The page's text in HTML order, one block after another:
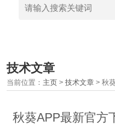
技术文章
当前位置： 主页 >技术文章 > 秋
秋葵APP最新官方